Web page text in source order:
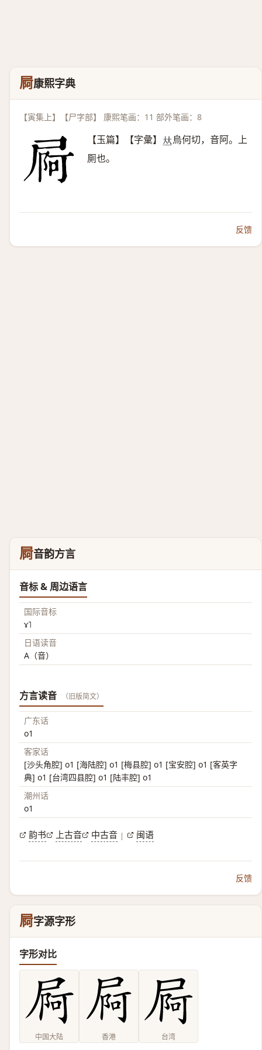
屙康熙字典
【寅集上】【尸字部】 康熙笔画：11 部外笔画：8
【玉篇】【字彙】 𠀤烏何切，音阿。上
厠也。
反馈
屙音韵方言
音标 & 周边语言
国际音标
ɤ˥
日语读音
A（音）
方言读音 （旧版简文）
广东话
o1
客家话
[沙头角腔] o1 [海陆腔] o1 [梅县腔] o1 [宝安腔] o1 [客英字
典] o1 [台湾四县腔] o1 [陆丰腔] o1
潮州话
o1
韵书 上古音 中古音 | 闽语
反馈
屙字源字形
字形对比
中国大陆 香港 台湾